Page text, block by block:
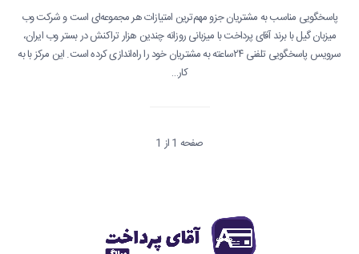
پاسخگویی مناسب به مشتریان جزو مهم‌ترین امتیازات هر مجموعه‌ای است و شرکت وب
میزبان گیل با برند آقای پرداخت با میزبانی روزانه چندین هزار تراکنش در بستر وب ایران،
سرویس پاسخگویی تلفنی ۲۴ساعته به مشتریان خود را راه‌اندازی کرده است. این مرکز با به
کار…
صفحه 1 از 1